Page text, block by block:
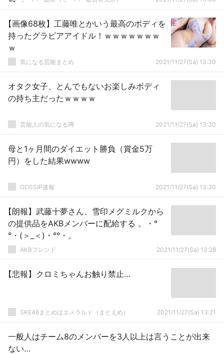
【画像68枚】工藤唯とかいう最高のボディを
持ったグラビアアイドル！ｗｗｗｗｗｗｗ
ｗ
気になる芸能まとめ 2021/11/27(Sa) 13:30
オタク女子、とんでもないお楽しみボディ
の持ち主だったｗｗｗｗ
芸能人の気になる噂 2021/11/27(Sa) 13:30
母と1ヶ月間のダイエット勝負（賞金5万
円）をした結果wwww
GOSSIP速報 2021/11/27(Sa) 13:30
【朗報】武藤十夢さん、雪印メグミルクから
の提供品をAKBメンバーに配給する 。・°
°・(＞_＜)・°°・。
AKBフレンド 2021/11/27(Sa) 13:28
【悲報】クロミちゃんお触り禁止…
SKE48まとめはエメラルド（まとえめ） 2021/11/27(Sa) 13:21
一般人はチーム8のメンバーを3人以上は言うことが出来
ない…